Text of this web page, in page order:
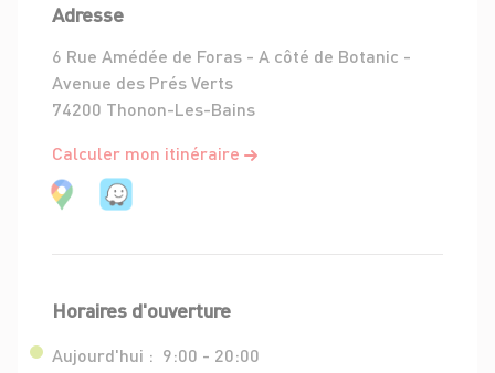
Adresse
6 Rue Amédée de Foras - A côté de Botanic -
Avenue des Prés Verts
74200 Thonon-Les-Bains
Calculer mon itinéraire
Horaires d'ouverture
Aujourd'hui : 9:00 - 20:00